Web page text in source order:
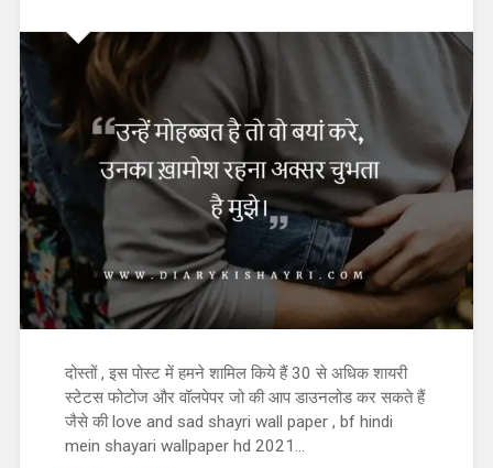
दोस्तों , इस पोस्ट में हमने शामिल किये हैं 30 से अधिक शायरी
स्टेटस फोटोज और वॉलपेपर जो की आप डाउनलोड कर सकते हैं
जैसे की love and sad shayri wall paper , bf hindi
mein shayari wallpaper hd 2021…